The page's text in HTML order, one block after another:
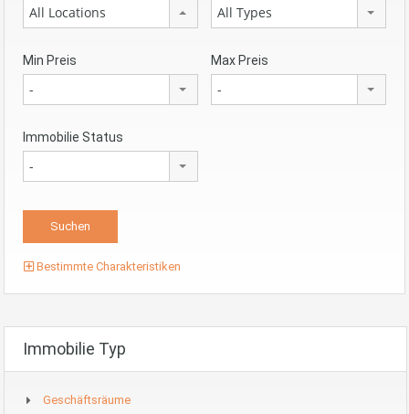
All Locations All Types
Min Preis
-
Max Preis
-
Immobilie Status
-
Bestimmte Charakteristiken
Immobilie Typ
Geschäftsräume